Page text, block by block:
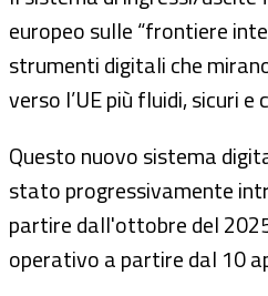
europeo sulle “frontiere
strumenti digitali che
verso l’UE più fluidi, sicuri
Questo nuovo sistema
stato progressivamente
partire dall'ottobre del
operativo a partire dal 10